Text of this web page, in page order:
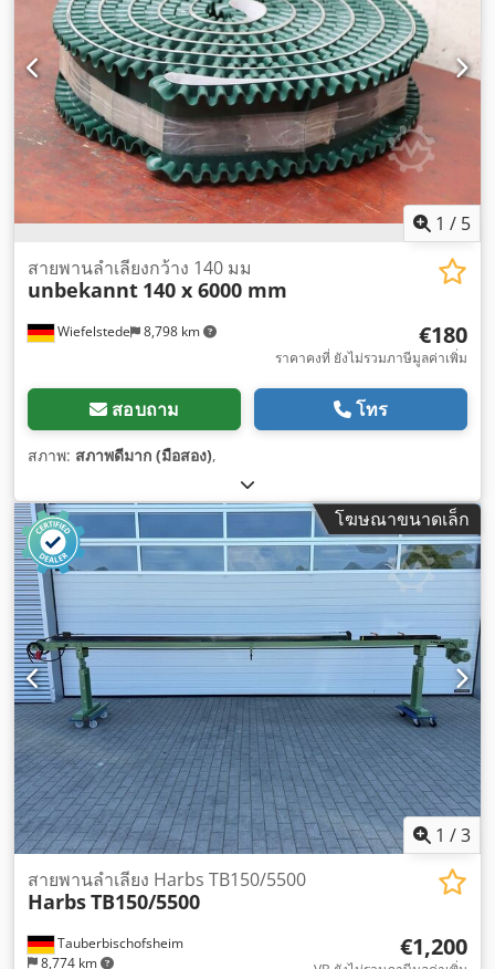
1 / 5
Wiefelstede 8,798 km
สายพานลำเลียงกว้าง 140 มม
unbekannt 140 x 6000 mm
€180
ราคาคงที่ ยังไม่รวมภาษีมูลค่าเพิ่ม
สอบถาม โทร
สภาพ: สภาพดีมาก (มือสอง),
โฆษณาขนาดเล็ก
1 /3
Tauberbischofsheim
8,774 km
สายพานลำเลียง Harbs TB150/5500
HarbsTB150/5500
€1,200